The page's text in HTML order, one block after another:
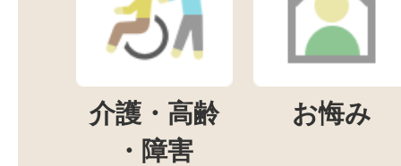
介護・高齢
・障害
お悔み